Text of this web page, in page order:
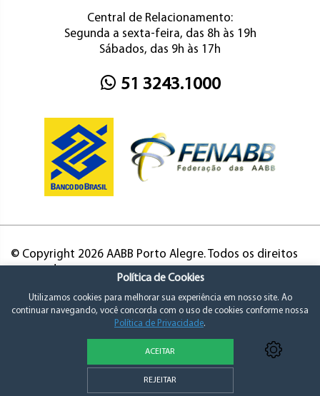
Central de Relacionamento:
Segunda a sexta-feira, das 8h às 19h
Sábados, das 9h às 17h
51 3243.1000
© Copyright 2026 AABB Porto Alegre. Todos os direitos
Política de Privacidade e Consentimento
Política de Cookies
Utilizamos cookies para melhorar sua experiência em nosso site. Ao
continuar navegando, você concorda com o uso de cookies conforme nossa
Política de Privacidade.
ACEITAR
REJEITAR